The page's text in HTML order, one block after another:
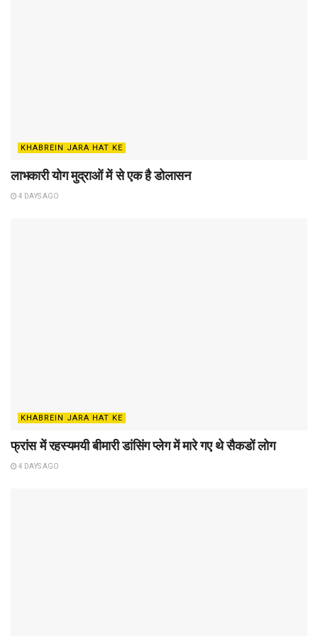
KHABREIN JARA HAT KE
लाभकारी योग मुद्राओं में से एक है डोलासन
4 DAYS AGO
KHABREIN JARA HAT KE
फ्रांस में रहस्यमयी बीमारी डांसिंग प्लेग में मारे गए थे सैकडों लोग
4 DAYS AGO